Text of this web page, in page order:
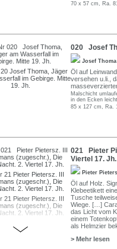
70 x 57 cm, Ra.
020 Josef
Josef
Öl auf
versehen u.li.,
Malschicht
in den Ecken
85 x 127 cm, Ra.
021 Pieter
Viertel 17. Jh.
Pieter
Öl auf Holz.
Klebeetikett
Tusche
Wiege. […]
das Licht vom
einem
als Helmzier
> Mehr lesen